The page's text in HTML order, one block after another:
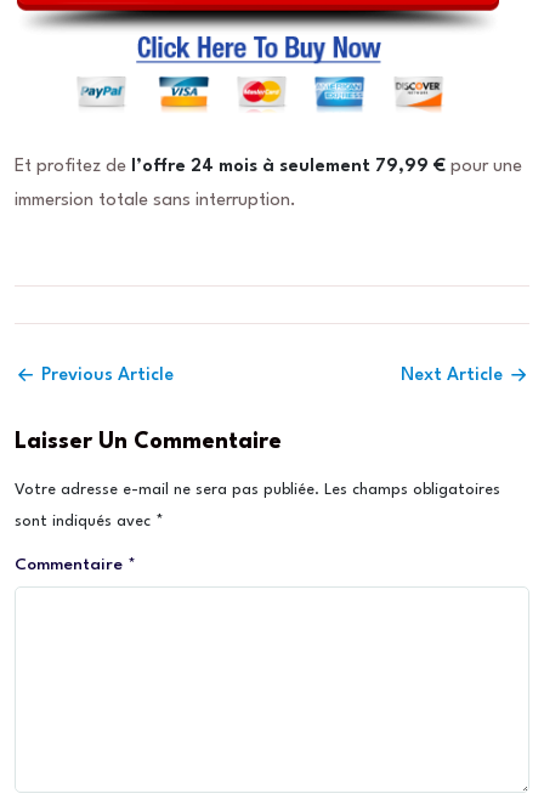
Et profitez de l’offre 24 mois à seulement 79,99 € pour une
immersion totale sans interruption.
Previous Article Next Article
Laisser Un Commentaire
Votre adresse e-mail ne sera pas publiée. Les champs obligatoires
sont indiqués avec *
Commentaire *